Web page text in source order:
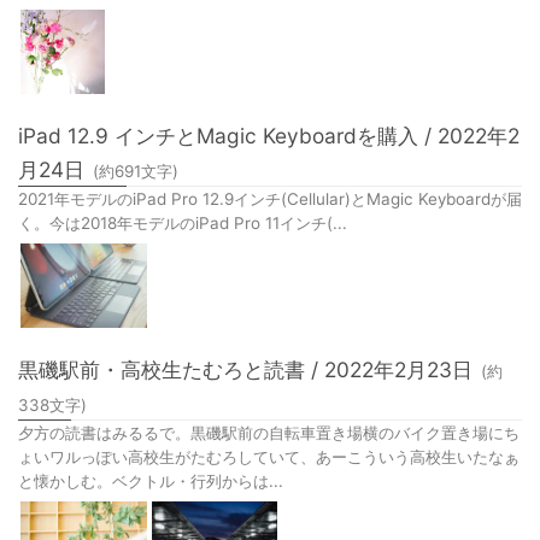
iPad 12.9 インチとMagic Keyboardを購入 / 2022年2
月24日
(約691文字)
2021年モデルのiPad Pro 12.9インチ(Cellular)とMagic Keyboardが届
く。今は2018年モデルのiPad Pro 11インチ(...
黒磯駅前・高校生たむろと読書 / 2022年2月23日
(約
338文字)
夕方の読書はみるるで。黒磯駅前の自転車置き場横のバイク置き場にち
ょいワルっぽい高校生がたむろしていて、あーこういう高校生いたなぁ
と懐かしむ。ベクトル・行列からは...